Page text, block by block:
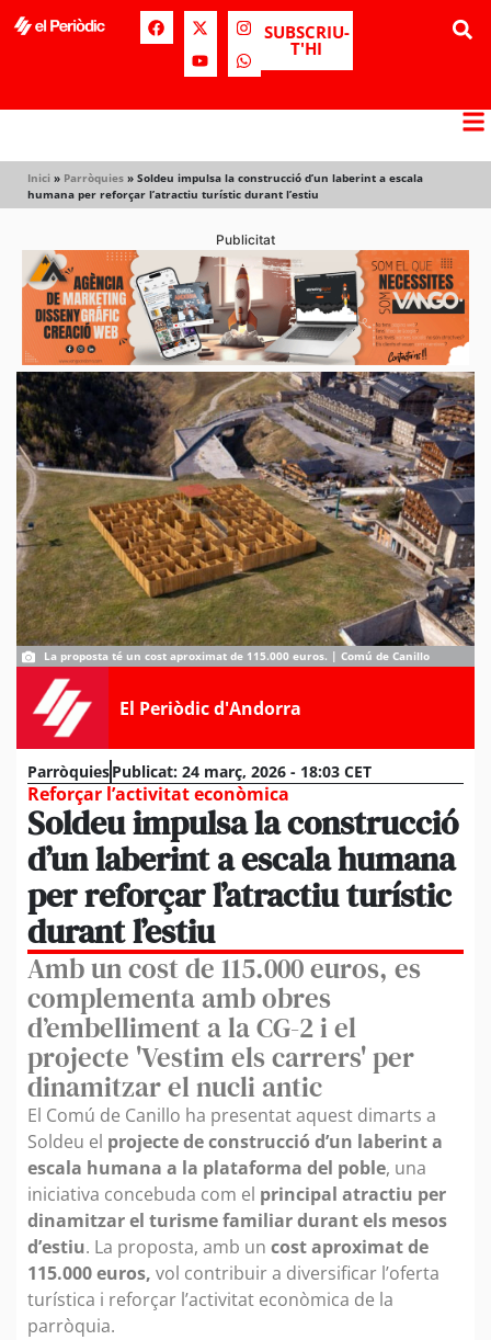
SUBSCRIU-
T'HI
Inici » Parròquies » Soldeu impulsa la construcció d’un laberint a escala
humana per reforçar l’atractiu turístic durant l’estiu
Publicitat
La proposta té un cost aproximat de 115.000 euros. | Comú de Canillo
El Periòdic d'Andorra
ParròquiesPublicat: 24 març, 2026 - 18:03 CET
Reforçar l’activitat econòmica
Soldeu impulsa la construcció
d’un laberint a escala humana
per reforçar l’atractiu turístic
durant l’estiu
Amb un cost de 115.000 euros, es
complementa amb obres
d’embelliment a la CG-2 i el
projecte 'Vestim els carrers' per
dinamitzar el nucli antic
El Comú de Canillo ha presentat aquest dimarts a
Soldeu el projecte de construcció d’un laberint a
escala humana a la plataforma del poble, una
iniciativa concebuda com el principal atractiu per
dinamitzar el turisme familiar durant els mesos
d’estiu. La proposta, amb un cost aproximat de
115.000 euros, vol contribuir a diversificar l’oferta
turística i reforçar l’activitat econòmica de la
parròquia.